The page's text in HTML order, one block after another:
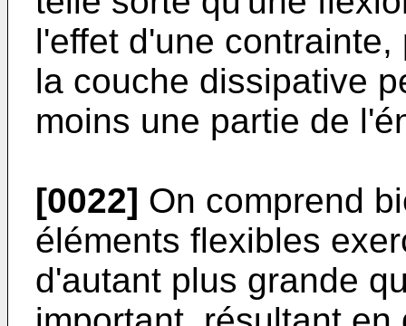
l'effet d'une
la couche dissipative
moins une partie de
[0022] On comprend
éléments flexibles
d'autant plus grande